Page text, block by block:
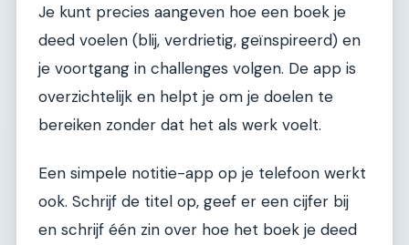
Je kunt precies aangeven hoe een boek je
deed voelen (blij, verdrietig, geïnspireerd) en
je voortgang in challenges volgen. De app is
overzichtelijk en helpt je om je doelen te
bereiken zonder dat het als werk voelt.
Een simpele notitie-app op je telefoon werkt
ook. Schrijf de titel op, geef er een cijfer bij
en schrijf één zin over hoe het boek je deed